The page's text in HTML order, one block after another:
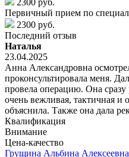
2300 руб.
Первичный прием по
2300 руб.
Последний отзыв
Наталья
23.04.2025
Анна Александровна
проконсультировала меня.
провела операцию. Она
очень вежливая, тактичная
объяснила. Также она дала
Квалификация
Внимание
Цена-качество
Грущина Альбина Алексеевна